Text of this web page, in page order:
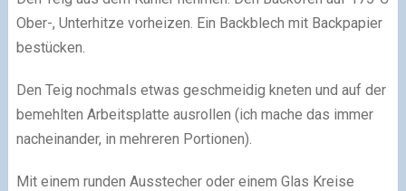
Ober-, Unterhitze vorheizen. Ein Backblech mit Backpapier
bestücken.
Den Teig nochmals etwas geschmeidig kneten und auf der
bemehlten Arbeitsplatte ausrollen (ich mache das immer
nacheinander, in mehreren Portionen).
Mit einem runden Ausstecher oder einem Glas Kreise